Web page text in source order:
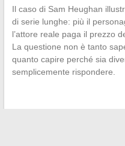
Il caso di Sam Heughan
di serie lunghe: più il
l’attore reale paga il prezzo
La questione non è tanto
quanto capire perché sia
semplicemente rispondere.